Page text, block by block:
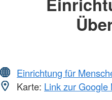
Einrichtung für
Karte: Link zur Google